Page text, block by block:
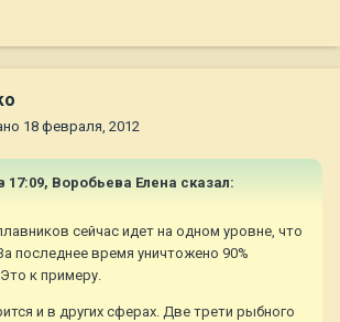
18 февраля, 2012
17:09, Воробьева Елена сказал:
сейчас идет на одном уровне, что
последнее время уничтожено 90%
к примеру.
и в других сферах. Две трети рыбного